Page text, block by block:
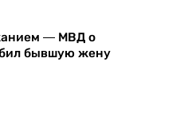
— МВД о
бывшую жену